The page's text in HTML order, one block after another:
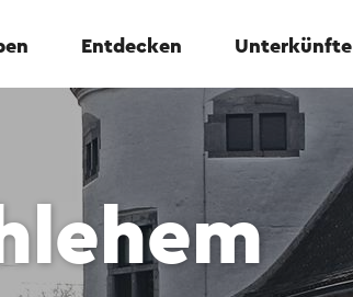
Entdecken Unterkünfte